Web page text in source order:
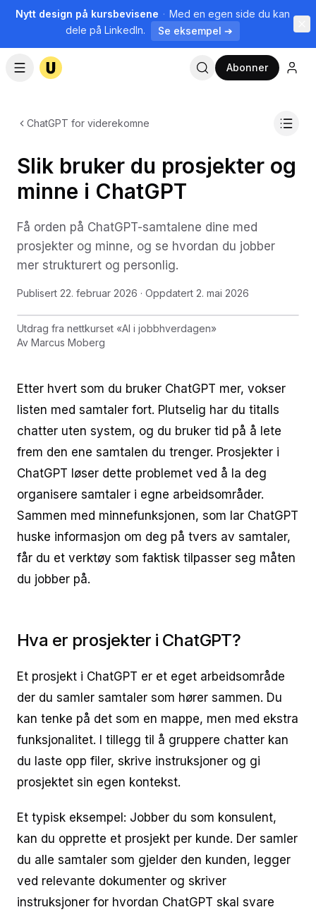
Nytt design på kursbevisene · Med en egen side du kan
dele på LinkedIn.
Se eksempel ➔
Abonner
ChatGPT for viderekomne
Slik bruker du prosjekter og
minne i ChatGPT
Få orden på ChatGPT-samtalene dine med
prosjekter og minne, og se hvordan du jobber
mer strukturert og personlig.
Publisert 22. februar 2026 · Oppdatert 2. mai 2026
Utdrag fra nettkurset «AI i jobbhverdagen»
Av Marcus Moberg
Etter hvert som du bruker ChatGPT mer, vokser
listen med samtaler fort. Plutselig har du titalls
chatter uten system, og du bruker tid på å lete
frem den ene samtalen du trenger. Prosjekter i
ChatGPT løser dette problemet ved å la deg
organisere samtaler i egne arbeidsområder.
Sammen med minnefunksjonen, som lar ChatGPT
huske informasjon om deg på tvers av samtaler,
får du et verktøy som faktisk tilpasser seg måten
du jobber på.
Hva er prosjekter i ChatGPT?
Et prosjekt i ChatGPT er et eget arbeidsområde
der du samler samtaler som hører sammen. Du
kan tenke på det som en mappe, men med ekstra
funksjonalitet. I tillegg til å gruppere chatter kan
du laste opp filer, skrive instruksjoner og gi
prosjektet sin egen kontekst.
Et typisk eksempel: Jobber du som konsulent,
kan du opprette et prosjekt per kunde. Der samler
du alle samtaler som gjelder den kunden, legger
ved relevante dokumenter og skriver
instruksjoner for hvordan ChatGPT skal svare